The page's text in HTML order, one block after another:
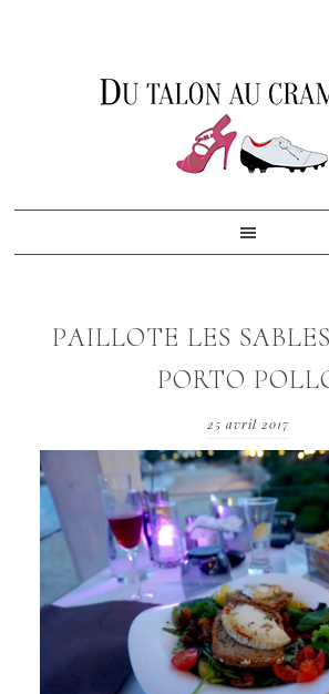
PAILLOTE LES
PORTO
25 avril 2017